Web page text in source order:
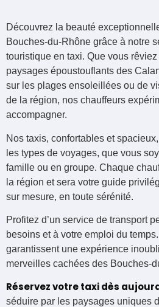
Découvrez la beauté
Bouches-du-Rhône grâce à notre
touristique en taxi. Que vous
paysages époustouflants des
sur les plages ensoleillées ou de
de la région, nos chauffeurs
accompagner.
Nos taxis, confortables et
les types de voyages, que vous
famille ou en groupe. Chaque
la région et sera votre guide
sur mesure, en toute sérénité.
Profitez d’un service de transport
besoins et à votre emploi du
garantissent une expérience
merveilles cachées des Bouches-
Réservez votre taxi dès
séduire par les paysages uniques